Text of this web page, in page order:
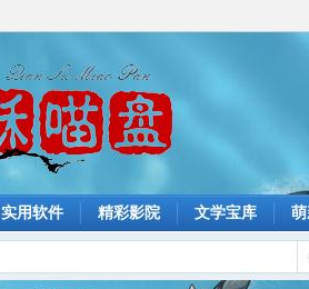
实用软件 精彩影院 文学宝库